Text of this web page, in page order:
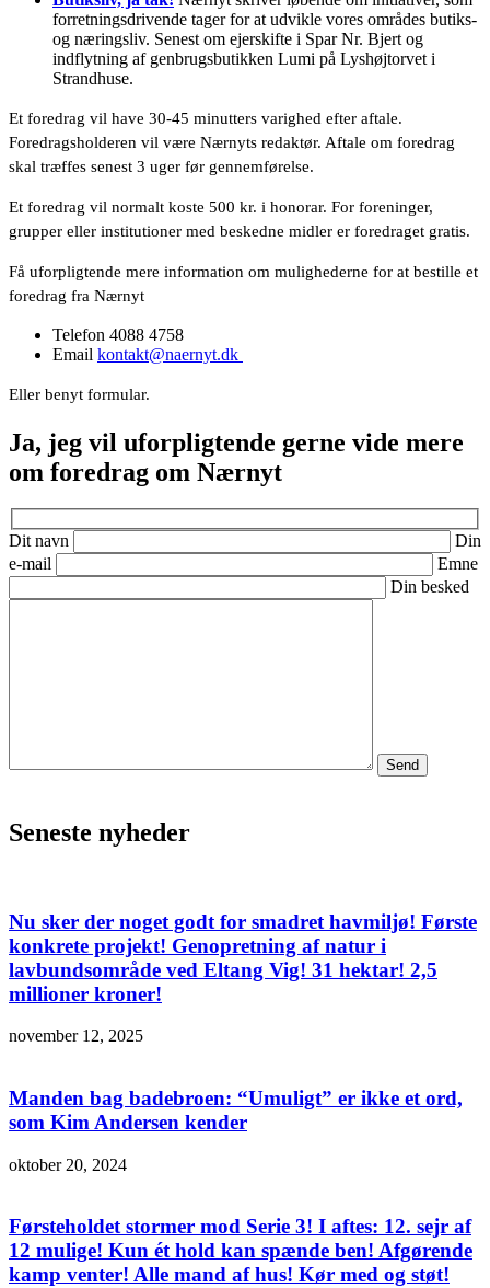
forretningsdrivende tager for at udvikle vores områdes butiks-
og næringsliv. Senest om ejerskifte i Spar Nr. Bjert og
indflytning af genbrugsbutikken Lumi på Lyshøjtorvet i
Strandhuse.
Et foredrag vil have 30-45 minutters varighed efter aftale.
Foredragsholderen vil være Nærnyts redaktør. Aftale om foredrag
skal træffes senest 3 uger før gennemførelse.
Et foredrag vil normalt koste 500 kr. i honorar. For foreninger,
grupper eller institutioner med beskedne midler er foredraget gratis.
Få uforpligtende mere information om mulighederne for at bestille et
foredrag fra Nærnyt
Telefon 4088 4758
Email kontakt@naernyt.dk
Eller benyt formular.
Ja, jeg vil uforpligtende gerne vide mere
om foredrag om Nærnyt
Dit navn
Din
e-mail
Emne
Din besked
Seneste nyheder
Nu sker der noget godt for smadret havmiljø! Første
konkrete projekt! Genopretning af natur i
lavbundsområde ved Eltang Vig! 31 hektar! 2,5
millioner kroner!
november 12, 2025
Manden bag badebroen: “Umuligt” er ikke et ord,
som Kim Andersen kender
oktober 20, 2024
Førsteholdet stormer mod Serie 3! I aftes: 12. sejr af
12 mulige! Kun ét hold kan spænde ben! Afgørende
kamp venter! Alle mand af hus! Kør med og støt!